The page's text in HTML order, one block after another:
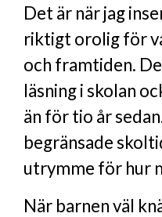
Det är när jag
riktigt orolig för
och framtiden.
läsning i skolan
än för tio år
begränsade
utrymme för hur
När barnen väl